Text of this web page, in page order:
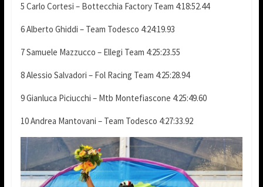
5 Carlo Cortesi – Bottecchia Factory Team 4:18:52.44
6 Alberto Ghiddi – Team Todesco 4:24:19.93
7 Samuele Mazzucco – Ellegi Team 4:25:23.55
8 Alessio Salvadori – Fol Racing Team 4:25:28.94
9 Gianluca Piciucchi – Mtb Montefiascone 4:25:49.60
10 Andrea Mantovani – Team Todesco 4:27:33.92